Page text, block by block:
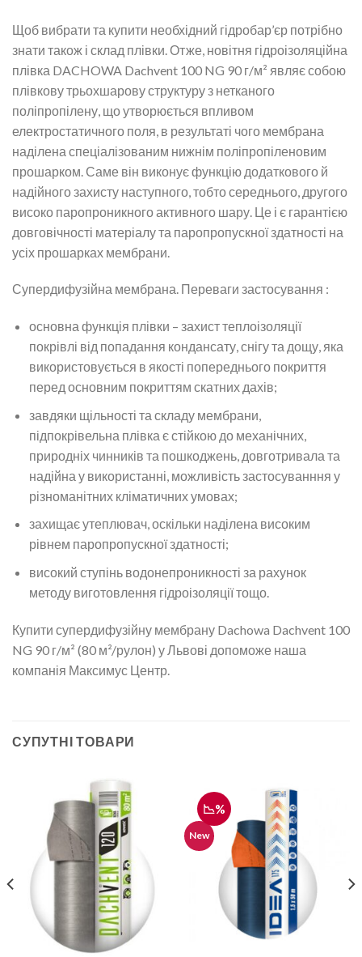
Щоб вибрати та купити необхідний гідробар’єр потрібно
знати також і склад плівки. Отже, новітня гідроізоляційна
плівка DACHOWA Dachvent 100 NG 90 г/м² являє собою
плівкову трьохшарову структуру з нетканого
поліпропілену, що утворюється впливом
електростатичного поля, в результаті чого мембрана
наділена спеціалізованим нижнім поліпропіленовим
прошарком. Саме він виконує функцію додаткового й
надійного захисту наступного, тобто середнього, другого
високо паропроникного активного шару. Це і є гарантією
довговічності матеріалу та паропропускної здатності на
усіх прошарках мембрани.
Супердифузійна мембрана. Переваги застосування :
основна функція плівки – захист теплоізоляції
покрівлі від попадання кондансату, снігу та дощу, яка
використовується в якості попереднього покриття
перед основним покриттям скатних дахів;
завдяки щільності та складу мембрани,
підпокрівельна плівка є стійкою до механічних,
природніх чинників та пошкоджень, довготривала та
надійна у використанні, можливість застосуванння у
різноманітних кліматичних умовах;
захищає утеплювач, оскільки наділена високим
рівнем паропропускної здатності;
високий ступінь водонепроникності за рахунок
методу виготовлення гідроізоляції тощо.
Купити супердифузійну мембрану Dachowa Dachvent 100
NG 90 г/м² (80 м²/рулон) у Львові допоможе наша
компанія Максимус Центр.
СУПУТНІ ТОВАРИ
📉%
New